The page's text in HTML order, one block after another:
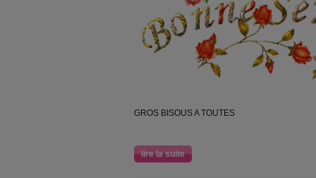
GROS BISOUS A TOUTES
lire la suite